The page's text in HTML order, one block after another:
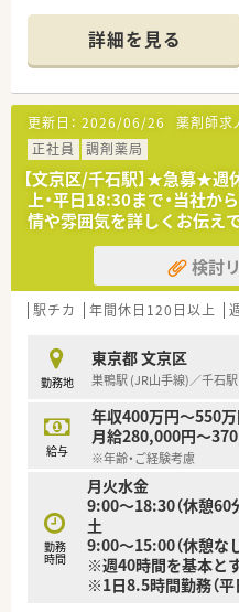
■処方箋は1日平均70枚を
がらも総合科目を面で幅
す。
■薬剤師は常時2～3名体
名在籍しているため安定
【法人特徴について】
■東京と埼玉のエリアに
り、地域密着型の店舗運
です。
■全従業員の6割以上が勤
誇っており、65歳定年制
■出店エリアをあえて絞
を構築しており、急な休
【勤務実態について】
■年間休日は約125日と業
務となる週休2.5日制を
す。
■会社全体での平均残業
終業後の時間を趣味や習
です。
■無理な在宅対応は行わ
ており、薬剤師の業務負
す。
【職場環境と雰囲気】
詳細を見る
更新日： 2026/06/26 薬剤師求
正社員
調剤薬局
【文京区/千石駅】★急募★週
上・平日18:30まで・当社か
情や雰囲気を詳しくお伝え
検討
駅チカ 年間休日120日以上
勤務地
東京都 文京区
巣鴨駅 (JR山手線)／千石
給与
年収400万円～550
月給280,000円～
※年齢・ご経験考慮
勤務
時間
月火水金
9:00～18:30（休憩60
土
9:00～15:00（休憩な
※週40時間を基本と
※1日8.5時間勤務（平